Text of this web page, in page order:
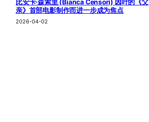
比安卡·森索里 (Bianca Censori) 因叶的《父
亲》首部电影制作而进一步成为焦点
2026-04-02